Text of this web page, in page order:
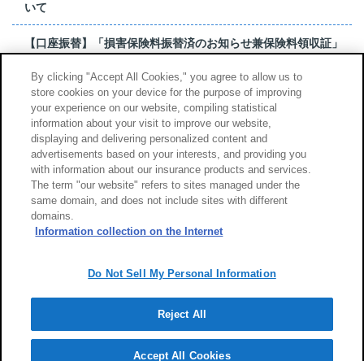
いて
【口座振替】「損害保険料振替済のお知らせ兼保険料領収証」
【お詫び】超保険のよくあるご質問（FAQ）記載誤りについて
もっと見る
サイトのご利用について
勧誘方針
Copyright (c) Tokio Marine & Nichido Fire Insurance Co., Ltd.
By clicking "Accept All Cookies," you agree to allow us to
store cookies on your device for the purpose of improving
your experience on our website, compiling statistical
information about your visit to improve our website,
displaying and delivering personalized content and
advertisements based on your interests, and providing you
with information about our insurance products and services.
The term "our website" refers to sites managed under the
same domain, and does not include sites with different
domains.
Information collection on the Internet
Do Not Sell My Personal Information
Reject All
Accept All Cookies